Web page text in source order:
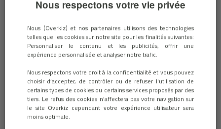
SALONS
Overkiz présent au salon BIM World /
solutions bas-carbone
27 février 2024 / ÉVÉNEMENTS
Nous respectons votre vie privée
Nous (Overkiz) et nos partenaires utilisons des technologies
telles que les cookies sur notre site pour les finalités suivantes:
Personnaliser le contenu et les publicités, offrir une
expérience personnalisée et analyser notre trafic.
Nous respectons votre droit à la confidentialité et vous pouvez
choisir d’accepter, de contrôler ou de refuser l'utilisation de
certains types de cookies ou certains services proposés par des
tiers. Le refus des cookies n’affectera pas votre navigation sur
le site Overkiz cependant votre expérience utilisateur sera
moins optimale.